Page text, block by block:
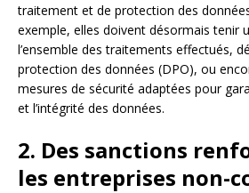
traitement et de protection des
exemple, elles doivent désormais tenir
l’ensemble des traitements effectués,
protection des données (DPO), ou
mesures de sécurité adaptées pour
et l’intégrité des données.
2. Des sanctions
les entreprises non-